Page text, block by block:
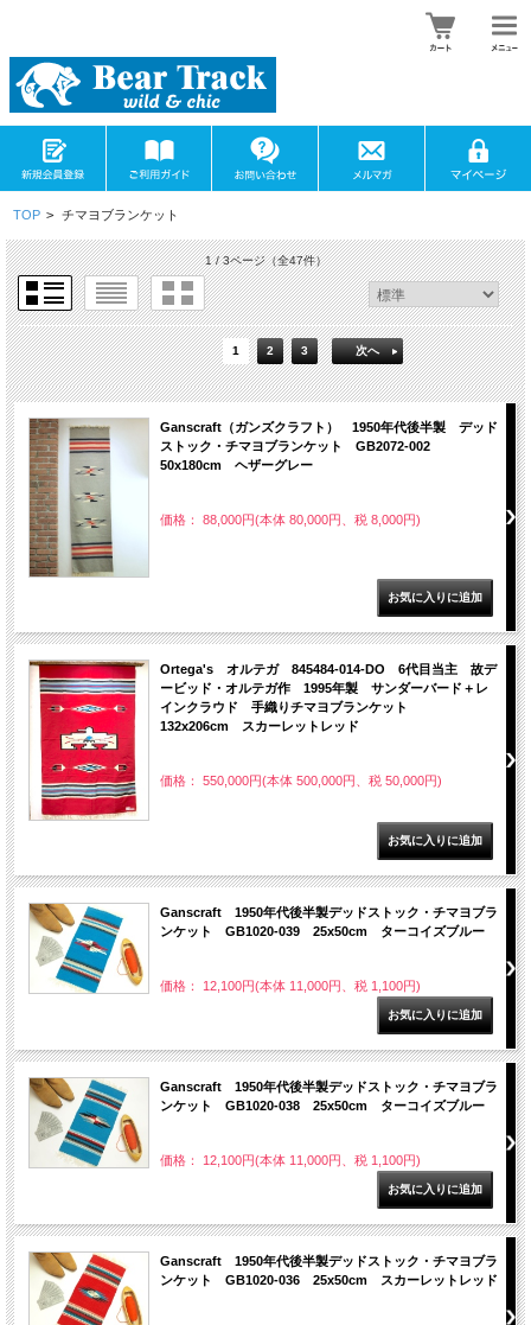
TOP > チマヨブランケット
1 / 3ページ（全47件）
1 2 3 次へ
Ganscraft（ガンズクラフト） 1950年代後半製 デッド
ストック・チマヨブランケット GB2072-002
50x180cm ヘザーグレー
価格： 88,000円(本体 80,000円、税 8,000円)
Ortega's オルテガ 845484-014-DO 6代目当主 故デ
ービッド・オルテガ作 1995年製 サンダーバード＋レ
インクラウド 手織りチマヨブランケット
132x206cm スカーレットレッド
価格： 550,000円(本体 500,000円、税 50,000円)
Ganscraft 1950年代後半製デッドストック・チマヨブラ
ンケット GB1020-039 25x50cm ターコイズブルー
価格： 12,100円(本体 11,000円、税 1,100円)
Ganscraft 1950年代後半製デッドストック・チマヨブラ
ンケット GB1020-038 25x50cm ターコイズブルー
価格： 12,100円(本体 11,000円、税 1,100円)
Ganscraft 1950年代後半製デッドストック・チマヨブラ
ンケット GB1020-036 25x50cm スカーレットレッド